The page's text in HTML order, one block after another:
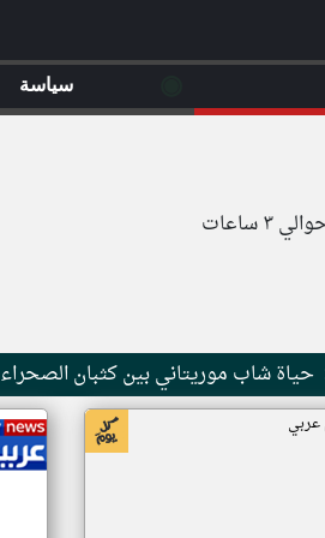
ساعات
حياة شاب موريتاني بين كثبان الصحراء
عربي
سياسة